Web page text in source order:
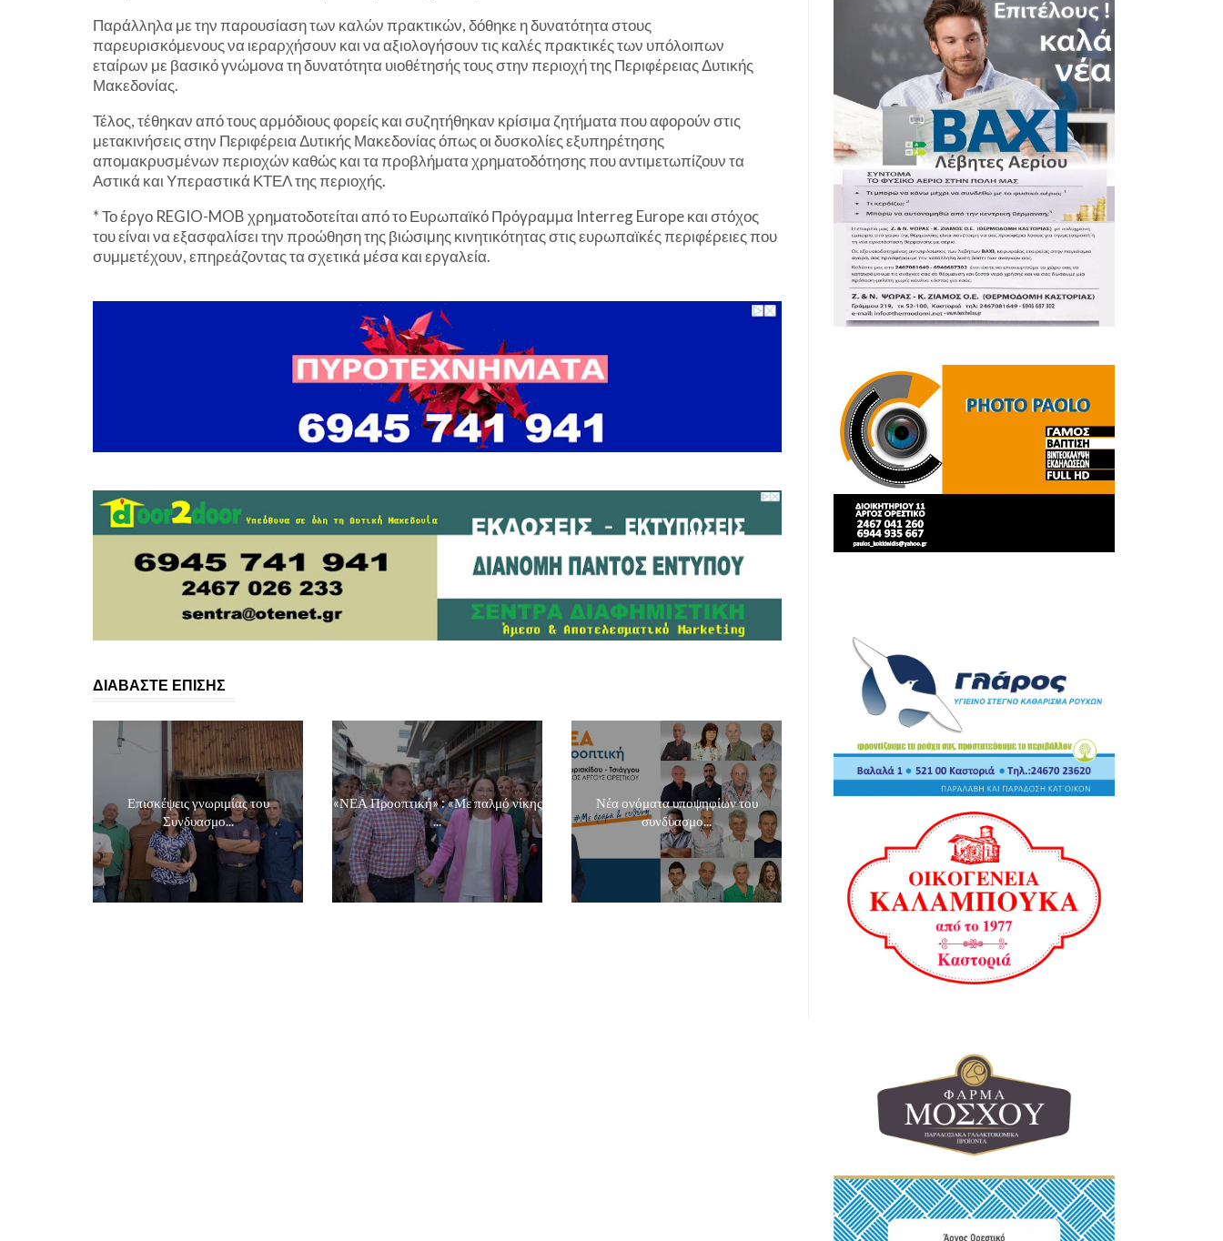
Παράλληλα με την παρουσίαση των καλών πρακτικών, δόθηκε η δυνατότητα στους
παρευρισκόμενους να ιεραρχήσουν και να αξιολογήσουν τις καλές πρακτικές των υπόλοιπων
εταίρων με βασικό γνώμονα τη δυνατότητα υιοθέτησής τους στην περιοχή της Περιφέρειας Δυτικής
Μακεδονίας.
Τέλος, τέθηκαν από τους αρμόδιους φορείς και συζητήθηκαν κρίσιμα ζητήματα που αφορούν στις
μετακινήσεις στην Περιφέρεια Δυτικής Μακεδονίας όπως οι δυσκολίες εξυπηρέτησης
απομακρυσμένων περιοχών καθώς και τα προβλήματα χρηματοδότησης που αντιμετωπίζουν τα
Αστικά και Υπεραστικά ΚΤΕΛ της περιοχής.
* Το έργο REGIO-MOB χρηματοδοτείται από το Ευρωπαϊκό Πρόγραμμα Interreg Europe και στόχος
του είναι να εξασφαλίσει την προώθηση της βιώσιμης κινητικότητας στις ευρωπαϊκές περιφέρειες που
συμμετέχουν, επηρεάζοντας τα σχετικά μέσα και εργαλεία.
ΔΙΑΒΑΣΤΕ ΕΠΙΣΗΣ
Επισκέψεις γνωριμίας του
Συνδυασμο...
«ΝΕΑ Προοπτική» : «Με παλμό νίκης
...
Νέα ονόματα υποψηφίων του
συνδυασμο...